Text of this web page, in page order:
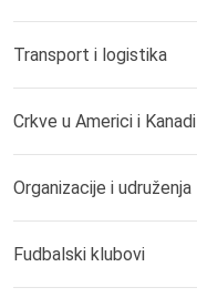
Transport i logistika
Crkve u Americi i Kanadi
Organizacije i udruženja
Fudbalski klubovi